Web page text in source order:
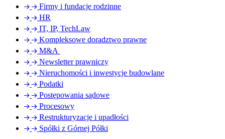
Firmy i fundacje rodzinne
HR
IT, IP, TechLaw
Kompleksowe doradztwo prawne
M&A
Newsletter prawniczy
Nieruchomości i inwestycje budowlane
Podatki
Postępowania sądowe
Procesowy
Restrukturyzacje i upadłości
Spółki z Górnej Półki